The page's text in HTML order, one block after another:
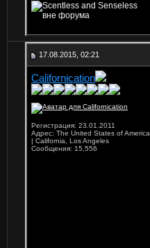
17.08.2015, 02:21
Californication
Регистрация: 23.01.2011
Адрес: The United States of America
| California, Los Angeles
Сообщения: 15,556